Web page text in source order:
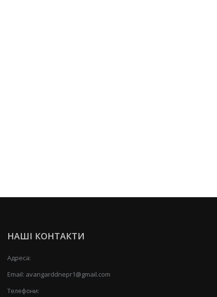
НАШІ КОНТАКТИ
Адреса:
Email: avangarddnepr1@gmail.com
Телефони: